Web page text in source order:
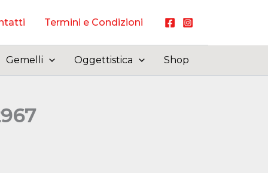
Termini e Condizioni
Gemelli Oggettistica Shop